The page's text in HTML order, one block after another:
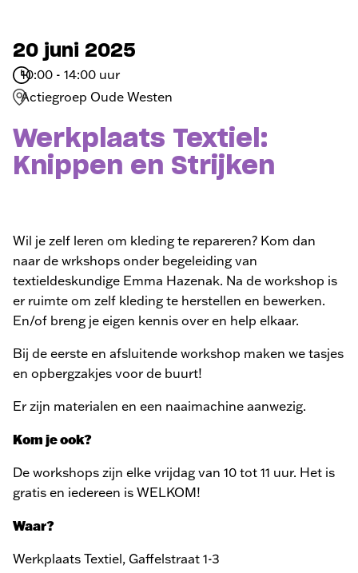
20 juni 2025
10:00 - 14:00 uur
Actiegroep Oude Westen
Werkplaats Textiel:
Knippen en Strijken
Wil je zelf leren om kleding te repareren? Kom dan
naar de wrkshops onder begeleiding van
textieldeskundige Emma Hazenak. Na de workshop is
er ruimte om zelf kleding te herstellen en bewerken.
En/of breng je eigen kennis over en help elkaar.
Bij de eerste en afsluitende workshop maken we tasjes
en opbergzakjes voor de buurt!
Er zijn materialen en een naaimachine aanwezig.
Kom je ook?
De workshops zijn elke vrijdag van 10 tot 11 uur. Het is
gratis en iedereen is WELKOM!
Waar?
Werkplaats Textiel, Gaffelstraat 1-3